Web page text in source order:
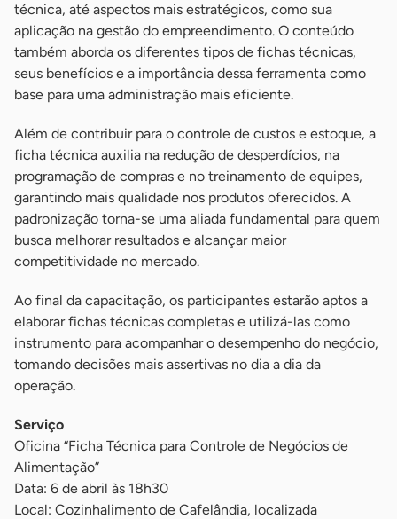
técnica, até aspectos mais estratégicos, como sua
aplicação na gestão do empreendimento. O conteúdo
também aborda os diferentes tipos de fichas técnicas,
seus benefícios e a importância dessa ferramenta como
base para uma administração mais eficiente.
Além de contribuir para o controle de custos e estoque, a
ficha técnica auxilia na redução de desperdícios, na
programação de compras e no treinamento de equipes,
garantindo mais qualidade nos produtos oferecidos. A
padronização torna-se uma aliada fundamental para quem
busca melhorar resultados e alcançar maior
competitividade no mercado.
Ao final da capacitação, os participantes estarão aptos a
elaborar fichas técnicas completas e utilizá-las como
instrumento para acompanhar o desempenho do negócio,
tomando decisões mais assertivas no dia a dia da
operação.
Serviço
Oficina “Ficha Técnica para Controle de Negócios de
Alimentação”
Data: 6 de abril às 18h30
Local: Cozinhalimento de Cafelândia, localizada